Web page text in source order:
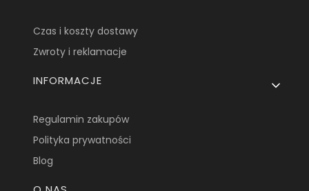
Czas i koszty dostawy
Zwroty i reklamacje
INFORMACJE
Regulamin zakupów
Polityka prywatności
Blog